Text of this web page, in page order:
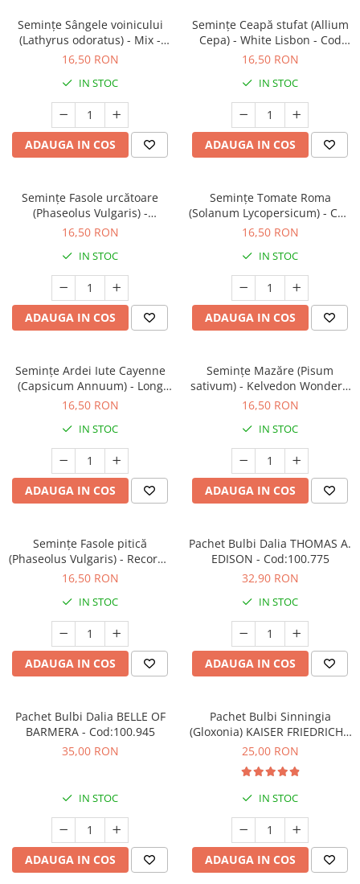
Semințe Sângele voinicului
(Lathyrus odoratus) - Mix -
Cod 6440
16,50 RON
IN STOC
ADAUGA IN COS
Semințe Ceapă stufat (Allium
Cepa) - White Lisbon - Cod
7050
16,50 RON
IN STOC
ADAUGA IN COS
Semințe Fasole urcătoare
(Phaseolus Vulgaris) -
Neckarkönigin - Cod 7350
16,50 RON
IN STOC
ADAUGA IN COS
Semințe Tomate Roma
(Solanum Lycopersicum) - Cod
7388
16,50 RON
IN STOC
ADAUGA IN COS
Semințe Ardei Iute Cayenne
(Capsicum Annuum) - Long
Slim - Cod 7292
16,50 RON
IN STOC
ADAUGA IN COS
Semințe Mazăre (Pisum
sativum) - Kelvedon Wonder -
Cod 7330
16,50 RON
IN STOC
ADAUGA IN COS
Semințe Fasole pitică
(Phaseolus Vulgaris) - Record -
Cod 7340
16,50 RON
IN STOC
ADAUGA IN COS
Pachet Bulbi Dalia THOMAS A.
EDISON - Cod:100.775
32,90 RON
IN STOC
ADAUGA IN COS
Pachet Bulbi Dalia BELLE OF
BARMERA - Cod:100.945
35,00 RON
IN STOC
ADAUGA IN COS
Pachet Bulbi Sinningia
(Gloxonia) KAISER FRIEDRICH -
Cod:114.860
25,00 RON
IN STOC
ADAUGA IN COS